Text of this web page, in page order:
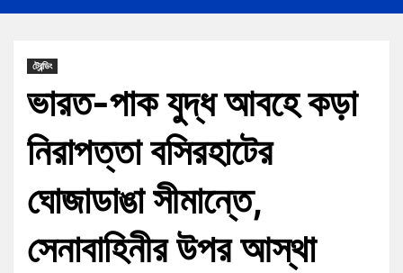
ট্রেন্ডিং
ভারত-পাক যুদ্ধ আবহে কড়া
নিরাপত্তা বসিরহাটের
ঘোজাডাঙা সীমান্তে,
সেনাবাহিনীর উপর আস্থা